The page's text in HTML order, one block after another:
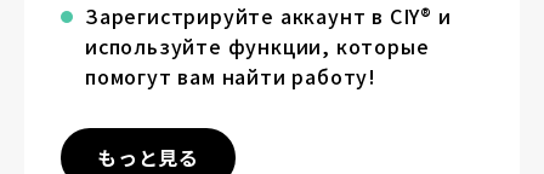
Зарегистрируйте аккаунт в CIY® и
используйте функции, которые
помогут вам найти работу!
もっと見る